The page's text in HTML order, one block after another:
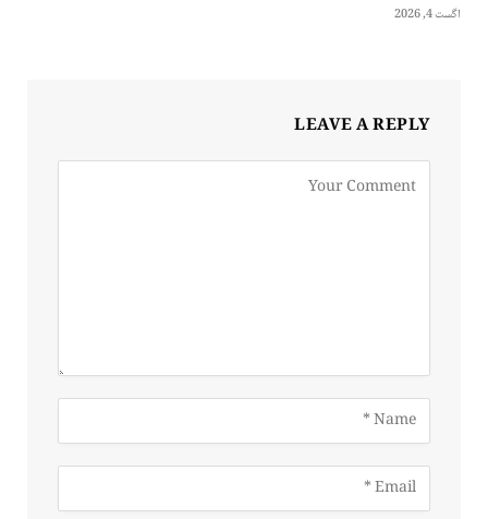
اگست 4, 2026
LEAVE A REPLY